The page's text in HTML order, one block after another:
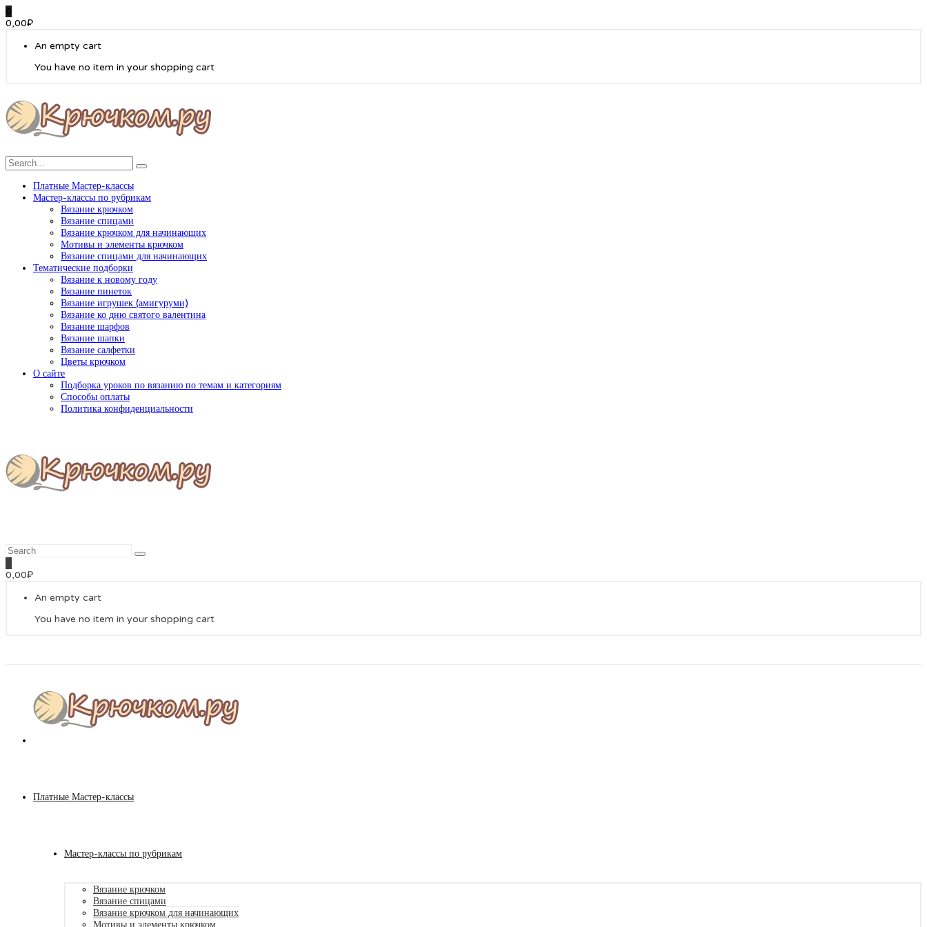
0
0,00₽
An empty cart
You have no item in your shopping cart
Платные Мастер-классы
Мастер-классы по рубрикам
Вязание крючком
Вязание спицами
Вязание крючком для начинающих
Мотивы и элементы крючком
Вязание спицами для начинающих
Тематические подборки
Вязание к новому году
Вязание пинеток
Вязание игрушек (амигуруми)
Вязание ко дню святого валентина
Вязание шарфов
Вязание шапки
Вязание салфетки
Цветы крючком
О сайте
Подборка уроков по вязанию по темам и категориям
Способы оплаты
Политика конфиденциальности
0,00₽
An empty cart
You have no item in your shopping cart
Платные Мастер-классы
Мастер-классы по рубрикам
Вязание крючком
Вязание спицами
Вязание крючком для начинающих
Мотивы и элементы крючком